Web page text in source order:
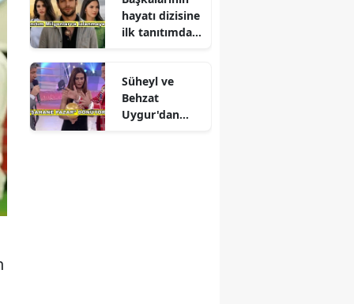
hayatı dizisine
ilk tanıtımdan
Süheyl ve
Behzat
Uygur'dan